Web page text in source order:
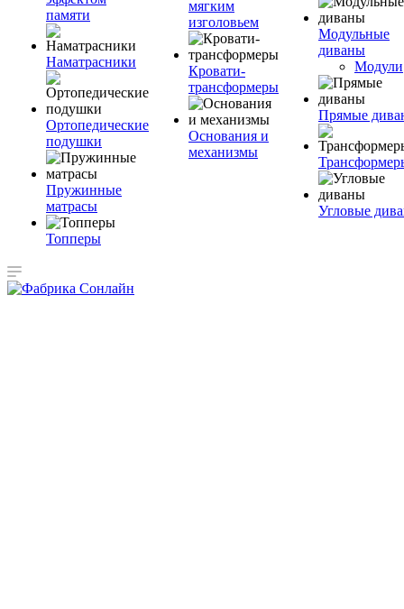
памяти
Наматрасники
Ортопедические
подушки
Пружинные
матрасы
Топперы
мягким
изголовьем
Кровати-
трансформеры
Основания и
механизмы
Модульные
диваны
Модули
Прямые
Угловые